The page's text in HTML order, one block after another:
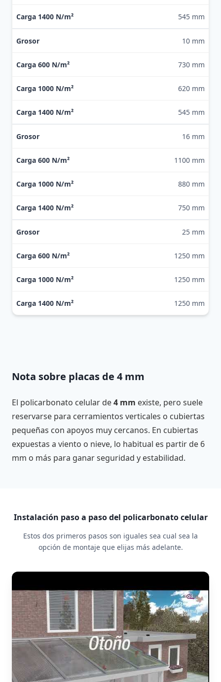
545 mm
10 mm
730 mm
620 mm
545 mm
16 mm
1100 mm
880 mm
750 mm
25 mm
1250 mm
1250 mm
1250 mm
Nota sobre placas de 4 mm
El policarbonato celular de4 mm existe, pero suele
reservarse para cerramientos verticales o cubiertas
pequeñas con apoyos muy cercanos. En cubiertas
expuestas a viento o nieve, lo habitual es partir de 6
mm o más para ganar seguridad y estabilidad.
Instalación paso a paso del policarbonato celular
Estos dos primeros pasos son iguales sea cual sea la
opción de montaje que elijas más adelante.